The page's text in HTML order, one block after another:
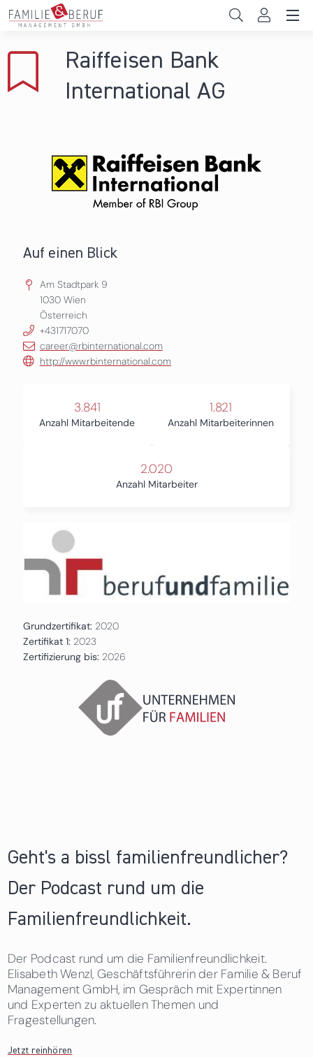
Direkt zum Inhalt
Gemeinden
Das sind wir
Raiffeisen Bank
International AG
Auf einen Blick
Am Stadtpark 9
1030 Wien
Österreich
+431717070
career@rbinternational.com
http://www.rbinternational.com
3.841
Anzahl Mitarbeitende
1.821
Anzahl Mitarbeiterinnen
2.020
Anzahl Mitarbeiter
Grundzertifikat: 2020
Zertifikat 1: 2023
Zertifizierung bis: 2026
Geht's a bissl familienfreundlicher?
Der Podcast rund um die
Familienfreundlichkeit.
Der Podcast rund um die Familienfreundlichkeit.
Elisabeth Wenzl, Geschäftsführerin der Familie & Beruf
Management GmbH, im Gespräch mit Expertinnen
und Experten zu aktuellen Themen und
Fragestellungen.
Jetzt reinhören